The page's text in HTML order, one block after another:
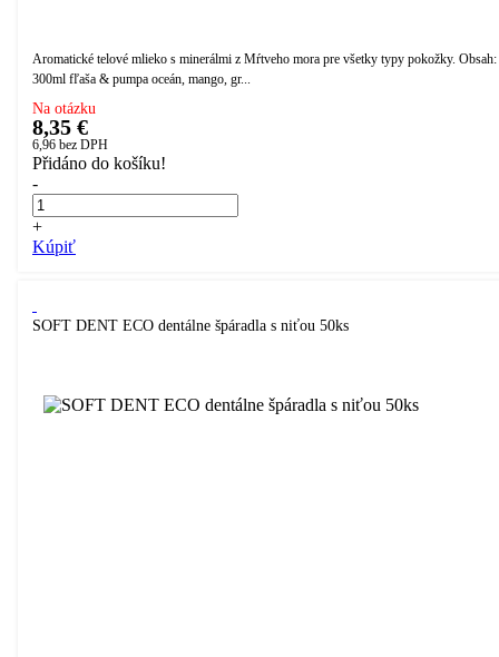
Aromatické telové mlieko s minerálmi z Mŕtveho mora pre všetky typy pokožky. Obsah:
300ml fľaša & pumpa oceán, mango, gr...
Na otázku
8,35 €
6,96 bez DPH
Přidáno do košíku!
-
+
Kúpiť
SOFT DENT ECO dentálne špáradla s niťou 50ks